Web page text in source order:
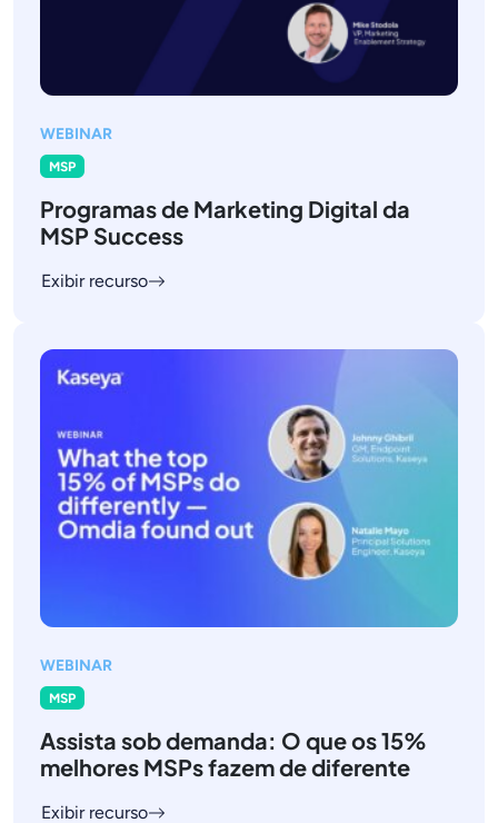
WEBINAR
MSP
Programas de Marketing Digital da
MSP Success
Exibir recurso
WEBINAR
MSP
Assista sob demanda: O que os 15%
melhores MSPs fazem de diferente
Exibir recurso